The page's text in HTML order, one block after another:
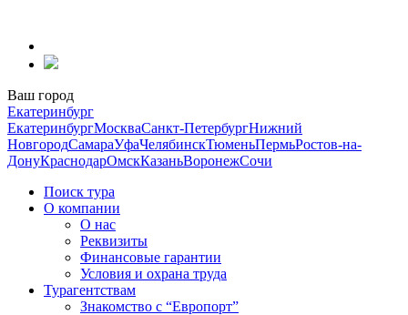
содержанию
Ваш город
Екатеринбург
ЕкатеринбургМоскваСанкт-ПетербургНижний
НовгородСамараУфаЧелябинскТюменьПермьРостов-на-
ДонуКраснодарОмскКазаньВоронежСочи
Поиск тура
О компании
О нас
Реквизиты
Финансовые гарантии
Условия и охрана труда
Турагентствам
Знакомство с “Европорт”